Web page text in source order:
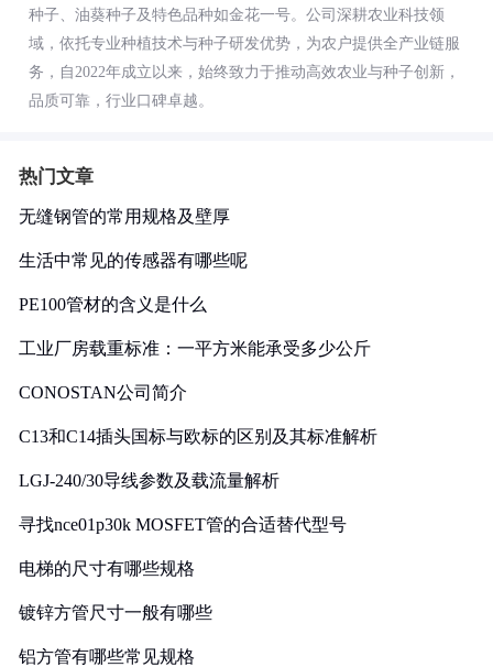
种子、油葵种子及特色品种如金花一号。公司深耕农业科技领
域，依托专业种植技术与种子研发优势，为农户提供全产业链服
务，自2022年成立以来，始终致力于推动高效农业与种子创新，
品质可靠，行业口碑卓越。
热门文章
无缝钢管的常用规格及壁厚
生活中常见的传感器有哪些呢
PE100管材的含义是什么
工业厂房载重标准：一平方米能承受多少公斤
CONOSTAN公司简介
C13和C14插头国标与欧标的区别及其标准解析
LGJ-240/30导线参数及载流量解析
寻找nce01p30k MOSFET管的合适替代型号
电梯的尺寸有哪些规格
镀锌方管尺寸一般有哪些
铝方管有哪些常见规格